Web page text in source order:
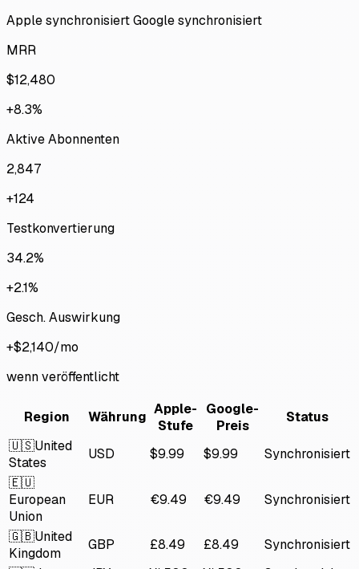
Apple synchronisiertGoogle synchronisiert
MRR
$12,480
+8.3%
Aktive Abonnenten
2,847
+124
Testkonvertierung
34.2%
+2.1%
Gesch. Auswirkung
+$2,140/mo
wenn veröffentlicht
Region Währung Apple-
Stufe
Google-
Preis
Status
🇺🇸United
States
USD $9.99 $9.99
Synchronisiert
🇪🇺
European
Union
EUR €9.49 €9.49 Synchronisiert
🇬🇧United
Kingdom
GBP £8.49 £8.49
Synchronisiert